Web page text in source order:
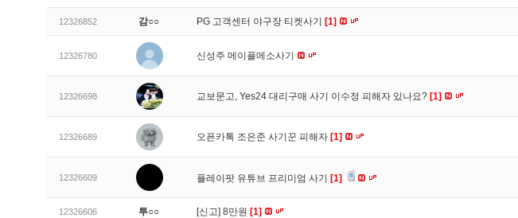
12326852 감○○ PG 고객센터 야구장 티켓사기 [1]
12326780 신성주 메이플메소사기
12326698 교보문고, Yes24 대리구매 사기 이수정 피해자 있나요? [1]
12326689 오픈카톡 조은준 사기꾼 피해자 [1]
12326609 플레이팟 유튜브 프리미엄 사기 [1]
12326606 투○○ [신고] 8만원 [1]